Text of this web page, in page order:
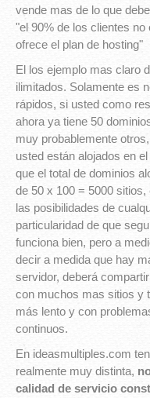
vende mas de lo que
"el 90% de los clientes
ofrece el plan de hosting"
El los ejemplo mas claro
ilimitados. Solamente es
rápidos, si usted como
ahora ya tiene 50
muy probablemente
usted están alojados en
que el total de dominios
de 50 x 100 = 5000
las posibilidades de
particularidad de que
funciona bien, pero a
decir a medida que hay
servidor, deberá
con muchos mas sitios y
más lento y con
continuos.
En ideasmultiples.com
realmente muy distinta,
calidad de servicio